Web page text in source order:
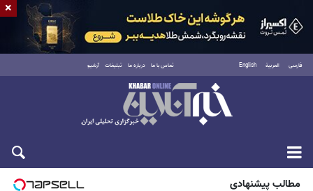
فارسی العربية English تماس با ما درباره ما تبلیغات آرشیو
جمعه ۱۶ مرداد ۱۴۰۵
مطالب پیشنهادی
×